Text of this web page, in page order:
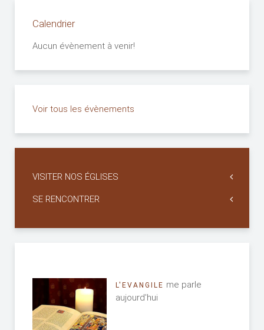
Calendrier
Aucun évènement à venir!
Voir tous les évènements
VISITER NOS ÉGLISES
SE RENCONTRER
L'EVANGILE me parle
aujourd'hui